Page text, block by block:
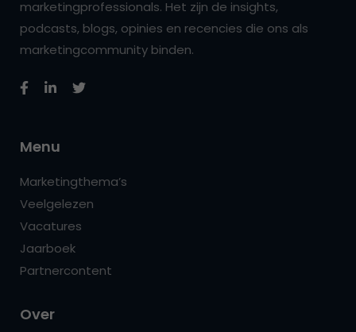
marketingprofessionals. Het zijn de insights,
podcasts, blogs, opinies en recencies die ons als
marketingcommunity binden.
Menu
Marketingthema’s
Veelgelezen
Vacatures
Jaarboek
Partnercontent
Over